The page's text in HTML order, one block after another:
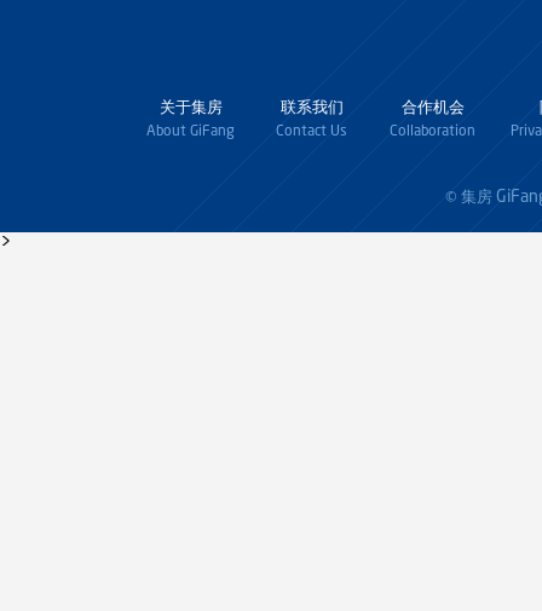
关于集房
About GiFang
联系我们
Contact Us
合作机会
Collaboration
© 集房
>